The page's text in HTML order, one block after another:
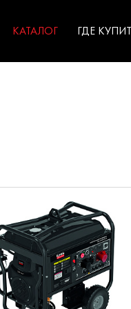
КАТАЛОГ ГДЕ
Генераторы
Сварочные аппараты
Компрессоры
Пусковые и зарядные
устройства